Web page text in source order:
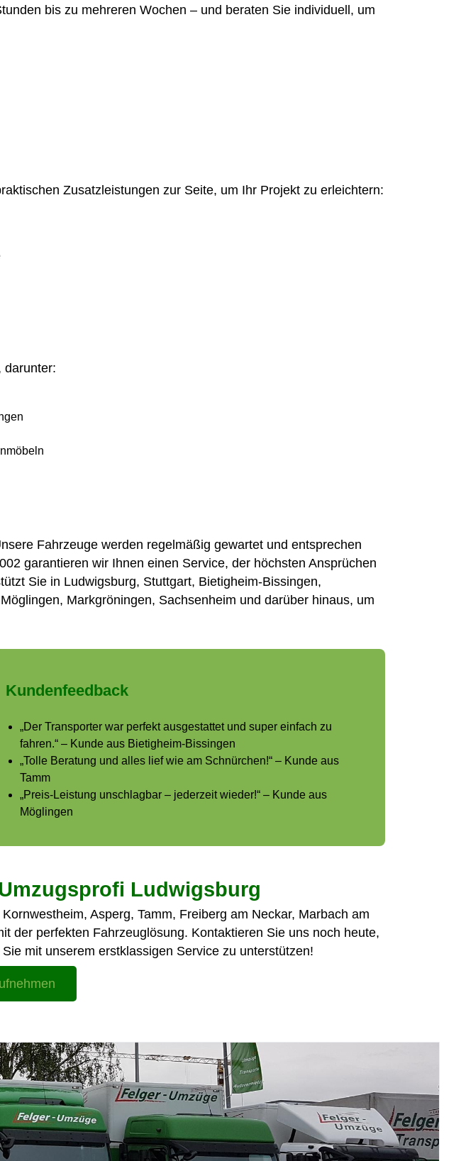
bis zu mehreren Wochen – und beraten Sie individuell, um
Zusatzleistungen zur Seite, um Ihr Projekt zu erleichtern:
darunter:
Fahrzeuge werden regelmäßig gewartet und entsprechen
garantieren wir Ihnen einen Service, der höchsten Ansprüchen
Sie in Ludwigsburg, Stuttgart, Bietigheim-Bissingen,
Markgröningen, Sachsenheim und darüber hinaus, um
Kundenfeedback
„Der Transporter war perfekt ausgestattet und super einfach zu
fahren.“ – Kunde aus Bietigheim-Bissingen
„Tolle Beratung und alles lief wie am Schnürchen!“ – Kunde aus
Tamm
„Preis-Leistung unschlagbar – jederzeit wieder!“ – Kunde aus
Möglingen
Ludwigsburg
Asperg, Tamm, Freiberg am Neckar, Marbach am
der perfekten Fahrzeuglösung. Kontaktieren Sie uns noch heute,
mit unserem erstklassigen Service zu unterstützen!